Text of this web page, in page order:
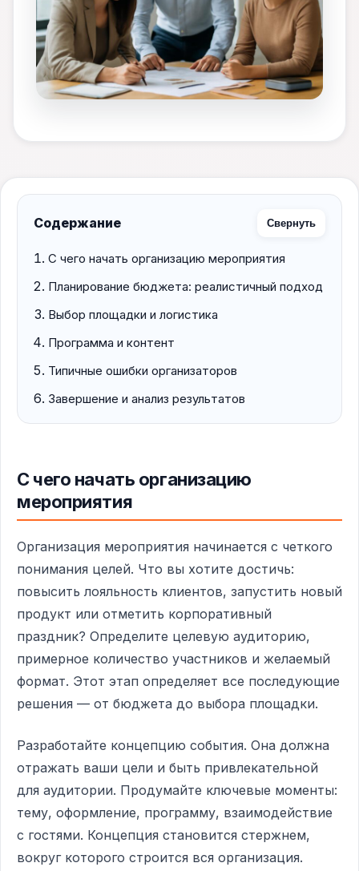
Содержание Свернуть
С чего начать организацию мероприятия
Планирование бюджета: реалистичный подход
Выбор площадки и логистика
Программа и контент
Типичные ошибки организаторов
Завершение и анализ результатов
С чего начать организацию
мероприятия
Организация мероприятия начинается с четкого
понимания целей. Что вы хотите достичь:
повысить лояльность клиентов, запустить новый
продукт или отметить корпоративный
праздник? Определите целевую аудиторию,
примерное количество участников и желаемый
формат. Этот этап определяет все последующие
решения — от бюджета до выбора площадки.
Разработайте концепцию события. Она должна
отражать ваши цели и быть привлекательной
для аудитории. Продумайте ключевые моменты:
тему, оформление, программу, взаимодействие
с гостями. Концепция становится стержнем,
вокруг которого строится вся организация.